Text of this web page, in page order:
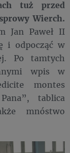
tuż przed
Wierch.
Jan Paweł II
i odpocząć w
Po tamtych
wpis w
montes
tablica
mnóstwo